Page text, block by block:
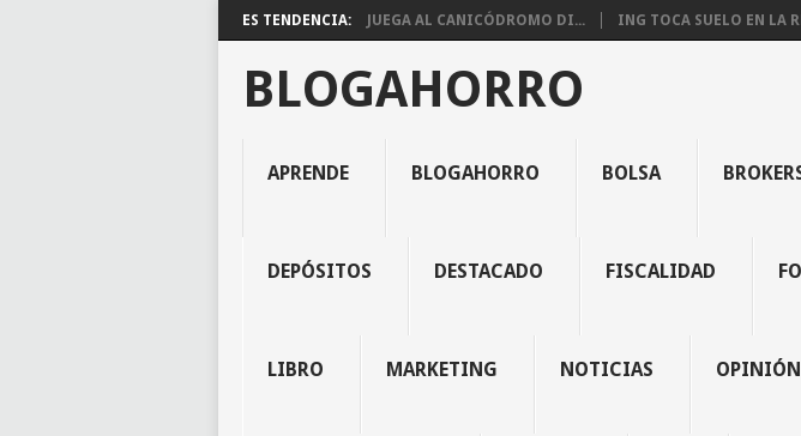
ES TENDENCIA: JUEGA AL CANICÓDROMO DI... ING TOCA SUELO EN LA
BLOGAHORRO
APRENDE BLOGAHORRO BOLSA
DEPÓSITOS DESTACADO FISCALIDAD
LIBRO MARKETING NOTICIAS OPINIÓN